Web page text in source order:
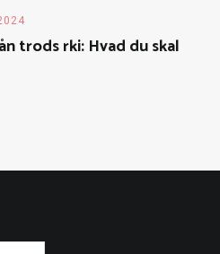
trods rki: Hvad du skal